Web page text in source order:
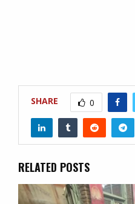
SHARE 0
RELATED POSTS